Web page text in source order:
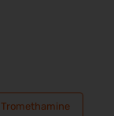
Tromethamine